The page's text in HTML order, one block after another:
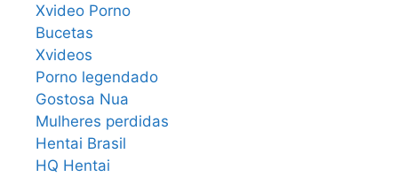
Xvideo Porno
Bucetas
Xvideos
Porno legendado
Gostosa Nua
Mulheres perdidas
Hentai Brasil
HQ Hentai